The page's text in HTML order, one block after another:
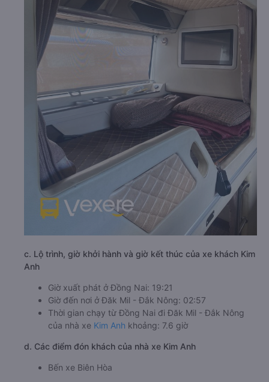
c. Lộ trình, giờ khởi hành và giờ kết thúc của xe khách Kim
Anh
Giờ xuất phát ở Đồng Nai: 19:21
Giờ đến nơi ở Đăk Mil - Đắk Nông: 02:57
Thời gian chạy từ Đồng Nai đi Đăk Mil - Đắk Nông
của nhà xe Kim Anh khoảng: 7.6 giờ
d. Các điểm đón khách của nhà xe Kim Anh
Bến xe Biên Hòa